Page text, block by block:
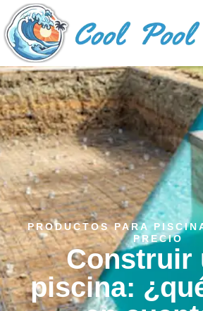
PRODUCTOS PARA
PRECIO
Construir
piscina: